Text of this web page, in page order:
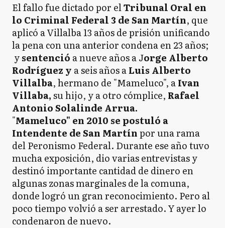
El fallo fue dictado por elTribunal Oral en
lo Criminal Federal 3 de San Martín, que
aplicó a Villalba 13 años de prisión unificando
la pena con una anterior condena en 23 años;
ysentenció a nueve años a Jorge Alberto
Rodríguez y a seis años aLuis Alberto
Villalba, hermano de "Mameluco", aIvan
Villaba,su hijo, y a otro cómplice, Rafael
Antonio Solalinde Arrua.
"Mameluco" en 2010 se postuló a
Intendente de San Martínpor una rama
del Peronismo Federal. Durante ese año tuvo
mucha exposición, dio varias entrevistas y
destinó importante cantidad de dinero en
algunas zonas marginales de la comuna,
donde logró un gran reconocimiento. Pero al
poco tiempo volvió a ser arrestado. Y ayer lo
condenaron de nuevo.